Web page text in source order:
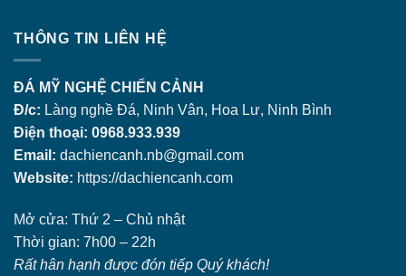
THÔNG TIN LIÊN HỆ
ĐÁ MỸ NGHỆ CHIẾN CẢNH
Đ/c: Làng nghề Đá, Ninh Vân, Hoa Lư, Ninh Bình
Điện thoại: 0968.933.939
Email: dachiencanh.nb@gmail.com
Website: https://dachiencanh.com
Mở cửa: Thứ 2 – Chủ nhật
Thời gian: 7h00 – 22h
Rất hân hạnh được đón tiếp Quý khách!